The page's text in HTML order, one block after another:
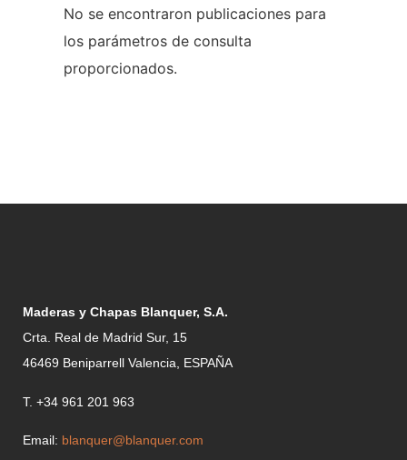
No se encontraron publicaciones para
los parámetros de consulta
proporcionados.
Maderas y Chapas Blanquer, S.A.
Crta. Real de Madrid Sur, 15
46469 Beniparrell Valencia, ESPAÑA
T. +34 961 201 963
Email: blanquer@blanquer.com